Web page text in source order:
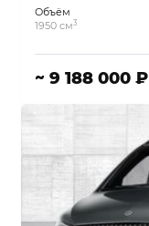
Объём
1950 см3
~ 9 188 000 ₽